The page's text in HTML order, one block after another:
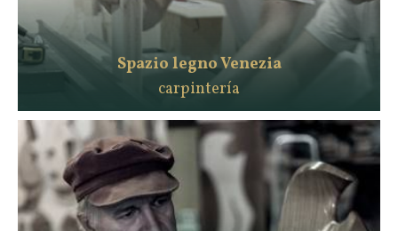
Spazio legno Venezia
carpintería